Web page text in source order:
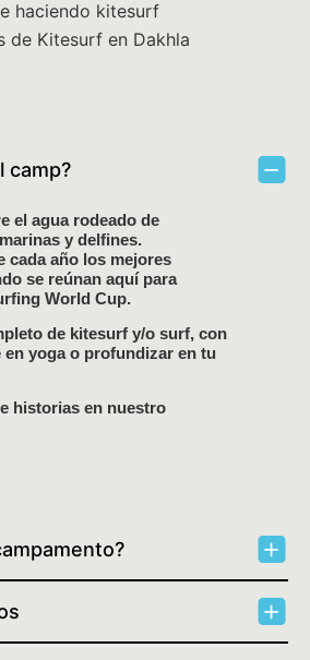
camp?
el agua rodeado de
y delfines.
cada año los mejores
se reúnan aquí para
World Cup.
de kitesurf y/o surf, con
yoga o profundizar en tu
historias en nuestro